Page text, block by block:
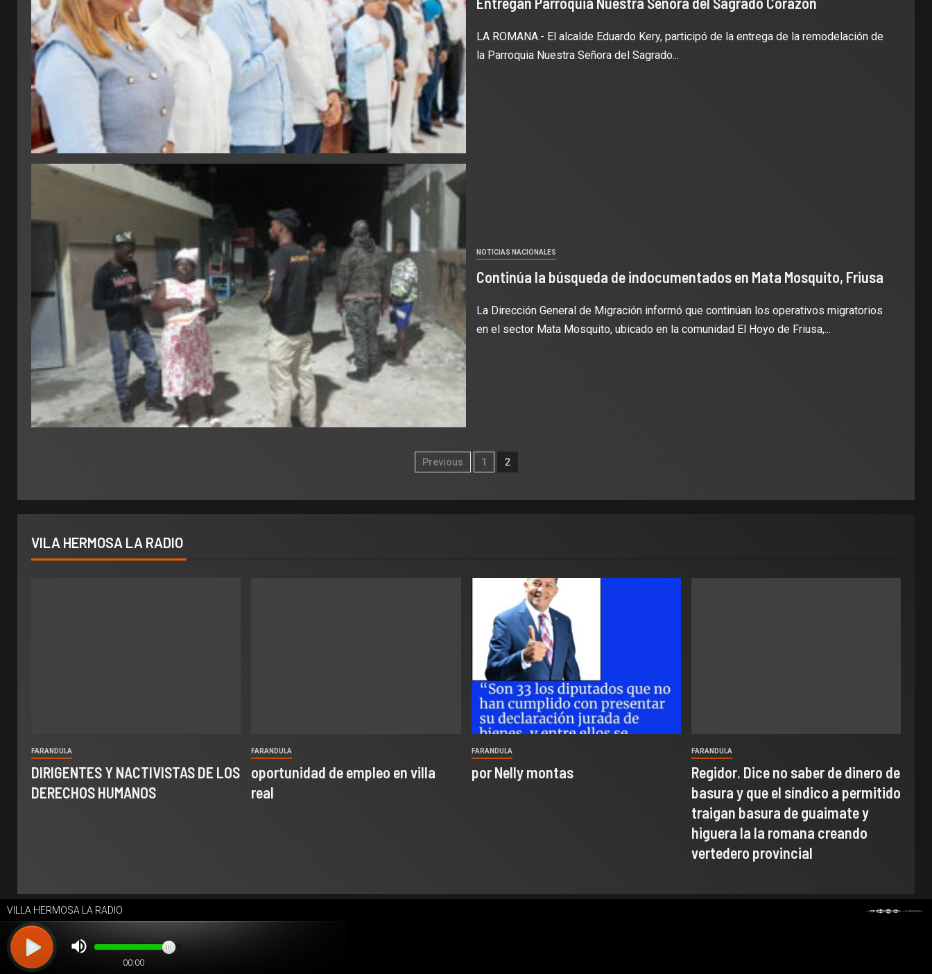
LA ROMANA.- El alcalde Eduardo Kery, participó de la entrega de la remodelación de
la Parroquia Nuestra Señora del Sagrado...
NOTICIAS NACIONALES
Continúa la búsqueda de indocumentados en Mata Mosquito, Friusa
La Dirección General de Migración informó que continúan los operativos migratorios
en el sector Mata Mosquito, ubicado en la comunidad El Hoyo de Friusa,...
Previous 1 2
VILA HERMOSA LA RADIO
FARANDULA
DIRIGENTES Y NACTIVISTAS DE LOS
DERECHOS HUMANOS
FARANDULA
oportunidad de empleo en villa
real
FARANDULA
por Nelly montas
FARANDULA
Regidor. Dice no saber de dinero de
basura y que el síndico a permitido
traigan basura de guaimate y
higuera la la romana creando
vertedero provincial